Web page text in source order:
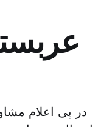
در پی اعلام